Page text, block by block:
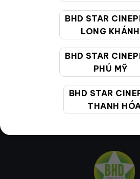
BHD STAR
LONG KHÁNH
BHD STAR
PHÚ MỸ
BHD STAR
THANH
gồm cả Lễ, Tết)
cskh@bhdstar.vn
MẠNG XÃ HỘI